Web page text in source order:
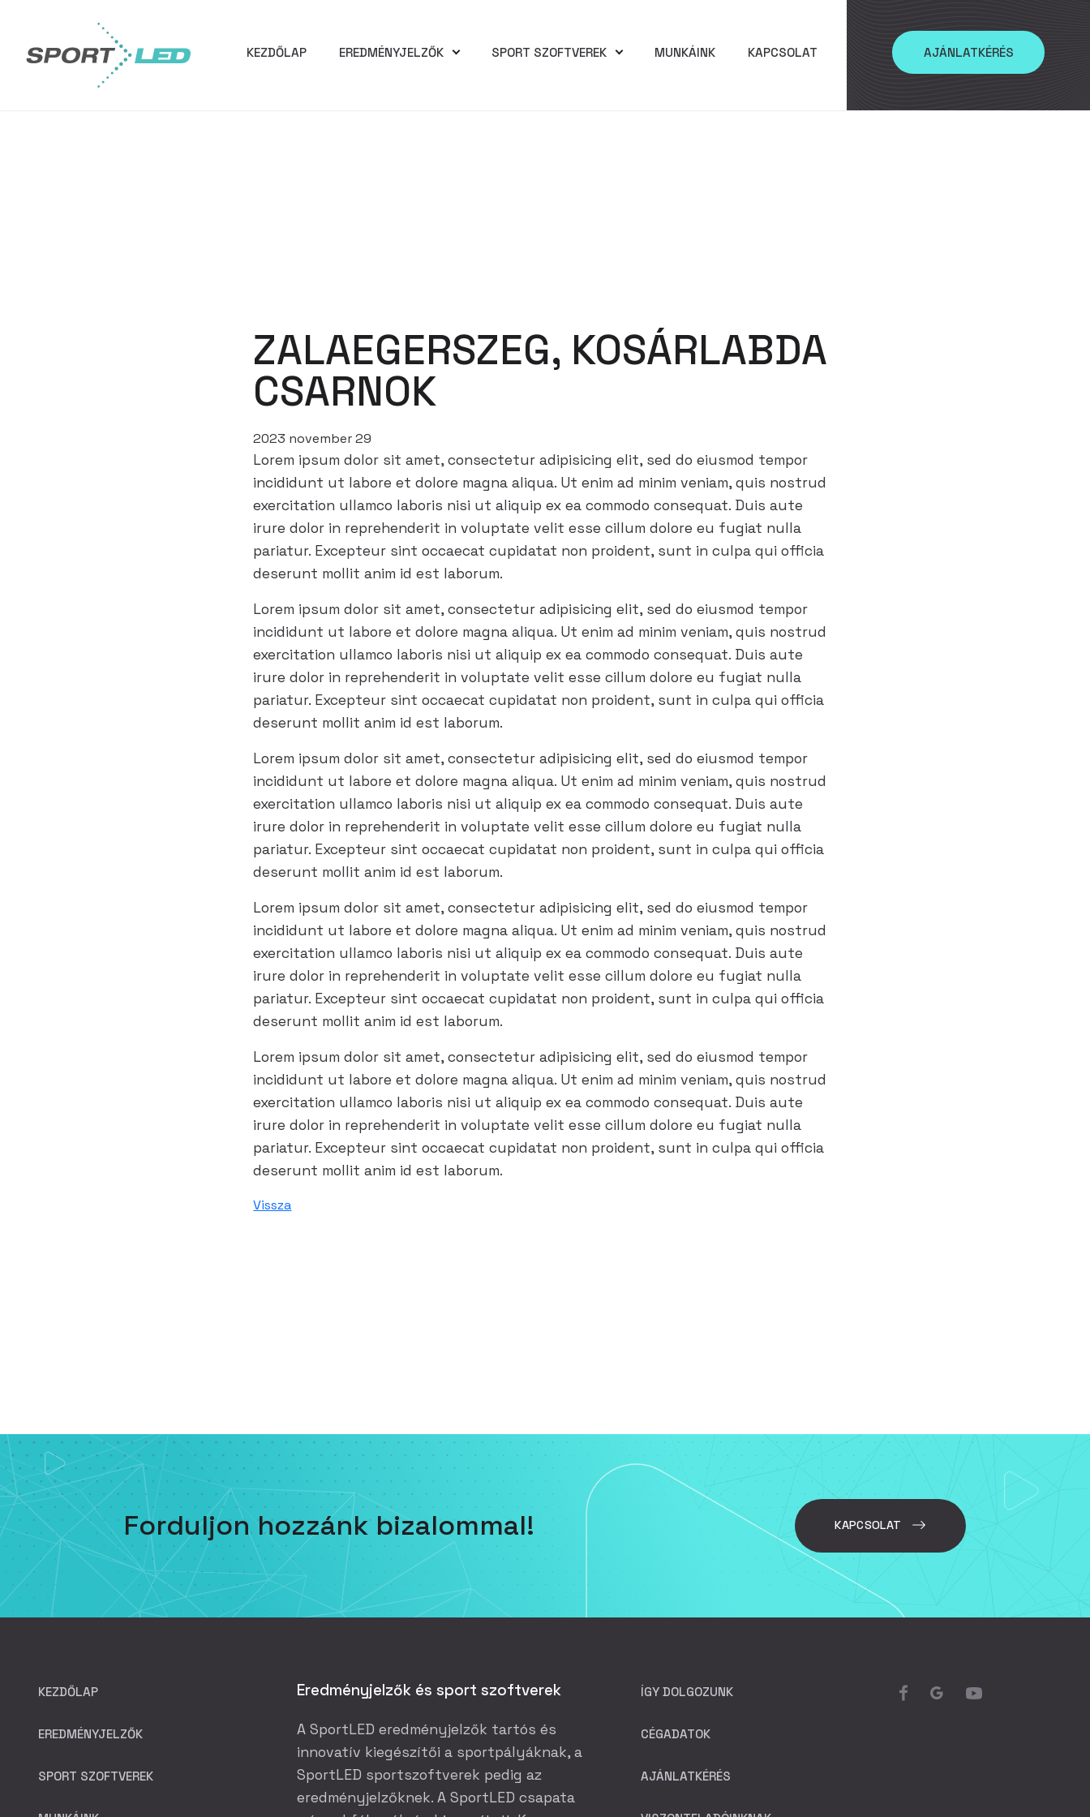
KEZDŐLAP EREDMÉNYJELZŐK SPORT SZOFTVEREK MUNKÁINK KAPCSOLAT AJÁNLATKÉRÉS
ZALAEGERSZEG, KOSÁRLABDA
CSARNOK
2023 november 29
Lorem ipsum dolor sit amet, consectetur adipisicing elit, sed do eiusmod tempor
incididunt ut labore et dolore magna aliqua. Ut enim ad minim veniam, quis nostrud
exercitation ullamco laboris nisi ut aliquip ex ea commodo consequat. Duis aute
irure dolor in reprehenderit in voluptate velit esse cillum dolore eu fugiat nulla
pariatur. Excepteur sint occaecat cupidatat non proident, sunt in culpa qui officia
deserunt mollit anim id est laborum.
Lorem ipsum dolor sit amet, consectetur adipisicing elit, sed do eiusmod tempor
incididunt ut labore et dolore magna aliqua. Ut enim ad minim veniam, quis nostrud
exercitation ullamco laboris nisi ut aliquip ex ea commodo consequat. Duis aute
irure dolor in reprehenderit in voluptate velit esse cillum dolore eu fugiat nulla
pariatur. Excepteur sint occaecat cupidatat non proident, sunt in culpa qui officia
deserunt mollit anim id est laborum.
Lorem ipsum dolor sit amet, consectetur adipisicing elit, sed do eiusmod tempor
incididunt ut labore et dolore magna aliqua. Ut enim ad minim veniam, quis nostrud
exercitation ullamco laboris nisi ut aliquip ex ea commodo consequat. Duis aute
irure dolor in reprehenderit in voluptate velit esse cillum dolore eu fugiat nulla
pariatur. Excepteur sint occaecat cupidatat non proident, sunt in culpa qui officia
deserunt mollit anim id est laborum.
Lorem ipsum dolor sit amet, consectetur adipisicing elit, sed do eiusmod tempor
incididunt ut labore et dolore magna aliqua. Ut enim ad minim veniam, quis nostrud
exercitation ullamco laboris nisi ut aliquip ex ea commodo consequat. Duis aute
irure dolor in reprehenderit in voluptate velit esse cillum dolore eu fugiat nulla
pariatur. Excepteur sint occaecat cupidatat non proident, sunt in culpa qui officia
deserunt mollit anim id est laborum.
Lorem ipsum dolor sit amet, consectetur adipisicing elit, sed do eiusmod tempor
incididunt ut labore et dolore magna aliqua. Ut enim ad minim veniam, quis nostrud
exercitation ullamco laboris nisi ut aliquip ex ea commodo consequat. Duis aute
irure dolor in reprehenderit in voluptate velit esse cillum dolore eu fugiat nulla
pariatur. Excepteur sint occaecat cupidatat non proident, sunt in culpa qui officia
deserunt mollit anim id est laborum.
Vissza
Forduljon hozzánk bizalommal! KAPCSOLAT
KEZDŐLAP
EREDMÉNYJELZŐK
SPORT SZOFTVEREK
Eredményjelzők és sport szoftverek
A SportLED eredményjelzők tartós és
innovatív kiegészítői a sportpályáknak, a
SportLED sportszoftverek pedig az
eredményjelzőknek. A SportLED csapata
ÍGY DOLGOZUNK
CÉGADATOK
AJÁNLATKÉRÉS